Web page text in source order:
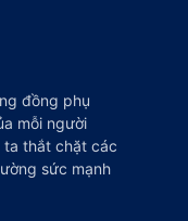
đồng phụ
mỗi người
ta thắt chặt các
sức mạnh